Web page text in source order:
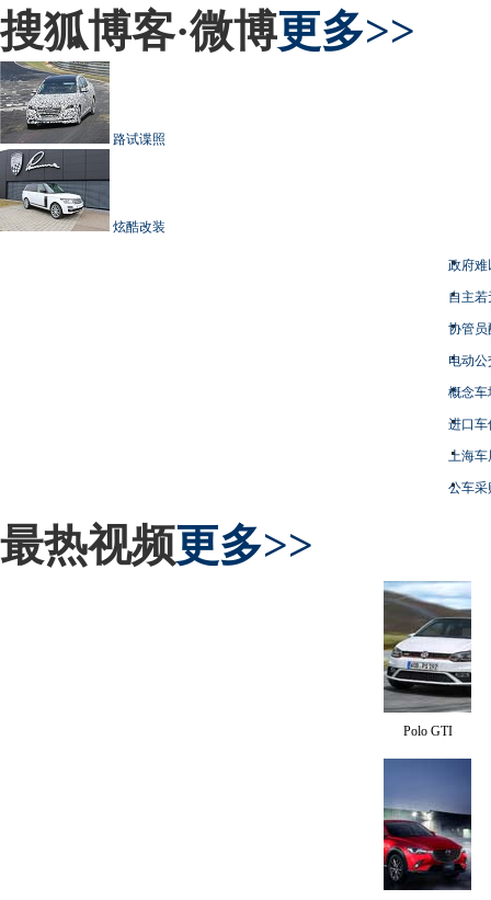
搜狐博客·微博更多>>
路试谍照
炫酷改装
政府难
自主
协管员
电动
概念车
进口车
上海
公车采
最热视频更多>>
Polo GTI